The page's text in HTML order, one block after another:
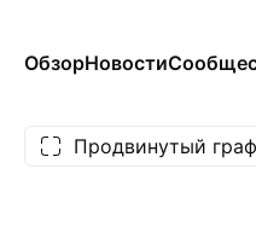
ОбзорНовости
Продвинутый